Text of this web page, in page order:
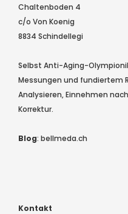
Chaltenboden 4
c/o Von Koenig
8834 Schindellegi
Selbst Anti-Aging-
Messungen und fundiertem
Analysieren, Einnehmen
Korrektur.
Blog: bellmeda.ch
Kontakt